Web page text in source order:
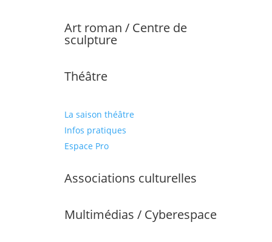
Art roman / Centre de
sculpture
Théâtre
La saison théâtre
Infos pratiques
Espace Pro
Associations culturelles
Multimédias / Cyberespace